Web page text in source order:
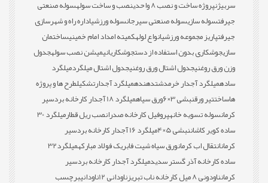
سربیژنپروژه ساخت و نصب 8 واحدی نصب و ساخت سولهسوله صنعتی
جیرفتسوله سازیسوله صنعتی سیرجانسوله ورزشیاداره راه و شهرسازی
جیرفتپاریز مجموعه ورزشیانواع لولهکمیته امداد امام خمینیساختمان
سازیجوشکاری بدون استفاده از دستجوشکاریانیمیشن نصب سولهجدول
وزن ورق روغنیجدول اشتال ورق روغنیجدول اشتال میلگردمیلگرد
سادهمیلگرد آجدار خرمدشتدهندهمیلگرد آجدارتشکیلطرح ها و پروژه
هاساختتیر ورقنبشی 3×6 ورق سیاه
میلگرد 18 آجدار کارخانه بردسیر
کرمانسوله تسویه خانهپروفیل کارخانه صدرانصب ریل قطار
میلگرد 30
ساده کویر کاشاننبشی 5×4
میلگرد 16 آجدار کارخانه بردسیر
کرمانانتقال اب کرمانورق سیاه شیت فابریک فولاد مبارکه
میلگرد32
ساده کارخانه آذر گستر سدیدمیلگرد آجدار کارخانه بردسیر
کرمانناودونی 8 میل کارخانه ناب تبریز ناودانی 12 ناودانیبرچسب